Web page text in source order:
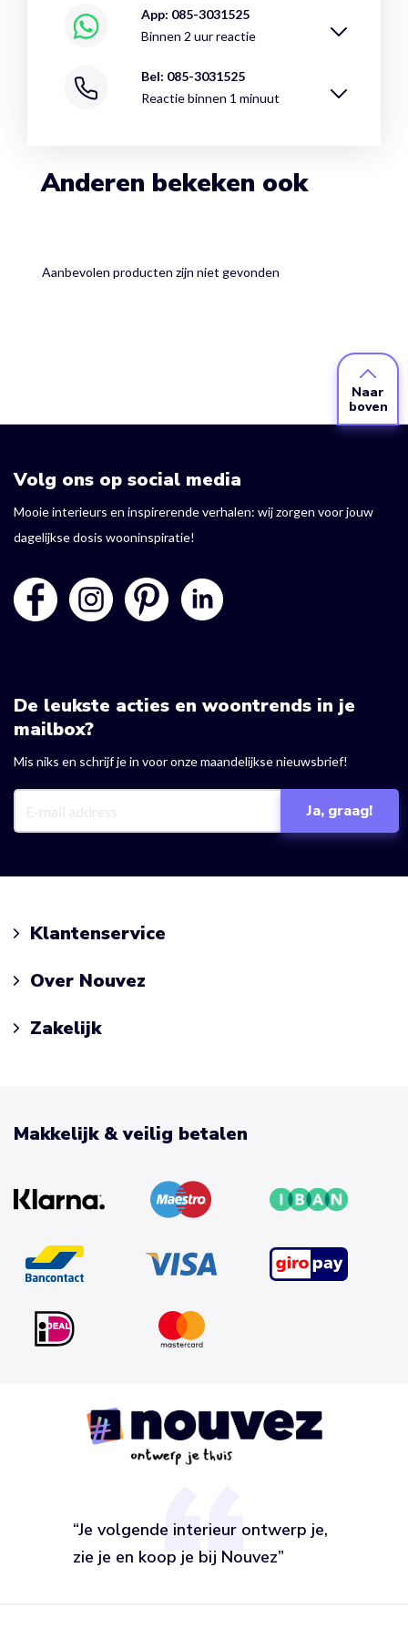
App: 085-3031525
Binnen 2 uur reactie
Bel: 085-3031525
Reactie binnen 1 minuut
Anderen bekeken ook
Aanbevolen producten zijn niet gevonden
Naar
boven
Volg ons op social media
Mooie interieurs en inspirerende verhalen: wij zorgen voor jouw
dagelijkse dosis wooninspiratie!
De leukste acties en woontrends in je
mailbox?
Mis niks en schrijf je in voor onze maandelijkse nieuwsbrief!
Klantenservice
Over Nouvez
Zakelijk
“Je volgende interieur ontwerp je,
zie je en koop je bij Nouvez”
Makkelijk & veilig betalen